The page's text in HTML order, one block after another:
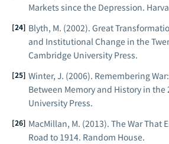
Markets since the Depression.
Blyth, M. (2002). Great
and Institutional Change in the
Cambridge University Press.
Winter, J. (2006). Remembering
Between Memory and History in the
University Press.
MacMillan, M. (2013). The War That
Road to 1914. Random House.